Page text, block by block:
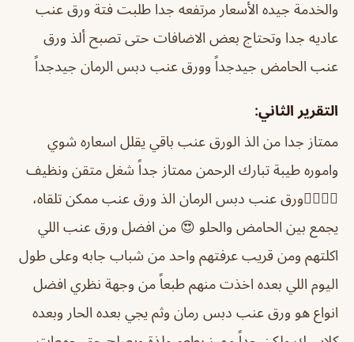
والخدمة جيده الأسعار مرتفعه جدا طلبت فتة ورق عنب
عاديه جدا وتحتاج بعض الاضافات حتى تصبح ألذ ورق
عنب الحامض جيدجداً وورق عنب دبس الرمان جيدجداً
التقرير الثاني:
ممتاز جدا من الذ الورق عنب باقي يقلل اسعاره شوي
واموره طيبة تبارك الرحمن ممتاز جداً شغل متقن ونظيف
👍🏼👍🏼ورق عنب دبس الرمان الذ ورق عنب ممكن تلقاه،
يجمع بين الحامض والحلو 😍 من افضل ورق عنب اللي
اكلتهم ومن قريب عرفتهم واحد من شباب جابه وعلى طول
اليوم اللي بعده اخذت منهم طبعاً من وجهة نظري افضل
انواع هو ورق عنب دبس رمان وثم يجي بعده الحار وبعده